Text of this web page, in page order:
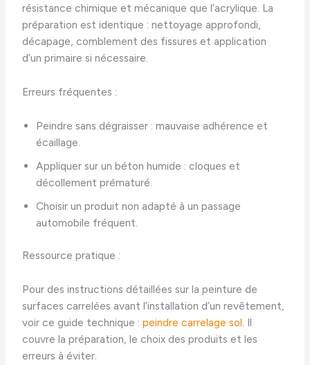
résistance chimique et mécanique que l’acrylique. La
préparation est identique : nettoyage approfondi,
décapage, comblement des fissures et application
d’un primaire si nécessaire.
Erreurs fréquentes :
Peindre sans dégraisser : mauvaise adhérence et
écaillage.
Appliquer sur un béton humide : cloques et
décollement prématuré.
Choisir un produit non adapté à un passage
automobile fréquent.
Ressource pratique :
Pour des instructions détaillées sur la peinture de
surfaces carrelées avant l’installation d’un revêtement,
voir ce guide technique :peindre carrelage sol . Il
couvre la préparation, le choix des produits et les
erreurs à éviter.